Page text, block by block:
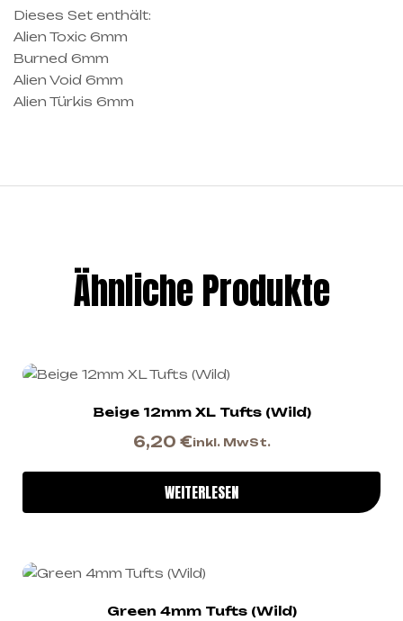
Dieses Set enthält:
Alien Toxic 6mm
Burned 6mm
Alien Void 6mm
Alien Türkis 6mm
Ähnliche Produkte
Beige 12mm XL Tufts (Wild)
6,20 €inkl. MwSt.
WEITERLESEN
Green 4mm Tufts (Wild)